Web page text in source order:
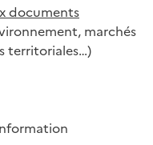
documents
marchés
territoriales…)